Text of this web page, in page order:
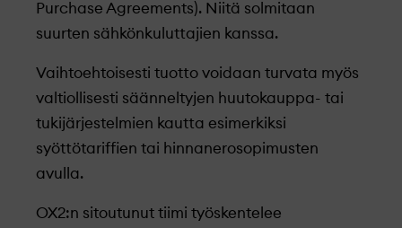
Purchase Agreements). Niitä solmitaan
suurten sähkönkuluttajien kanssa.
Vaihtoehtoisesti tuotto voidaan turvata myös
valtiollisesti säänneltyjen huutokauppa- tai
tukijärjestelmien kautta esimerkiksi
syöttötariffien tai hinnanerosopimusten
avulla.
OX2:n sitoutunut tiimi työskentelee